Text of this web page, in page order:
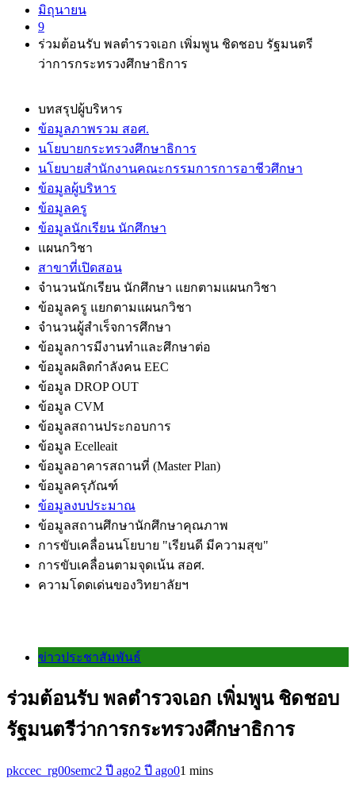
มิถุนายน
9
ร่วมต้อนรับ พลตำรวจเอก เพิ่มพูน ชิดชอบ รัฐมนตรี
ว่าการกระทรวงศึกษาธิการ
บทสรุปผู้บริหาร
ข้อมูลภาพรวม สอศ.
นโยบายกระทรวงศึกษาธิการ
นโยบายสำนักงานคณะกรรมการการอาชีวศึกษา
ข้อมูลผู้บริหาร
ข้อมูลครู
ข้อมูลนักเรียน นักศึกษา
แผนกวิชา
สาขาที่เปิดสอน
จำนวนนักเรียน นักศึกษา แยกตามแผนกวิชา
ข้อมูลครู แยกตามแผนกวิชา
จำนวนผู้สำเร็จการศึกษา
ข้อมูลการมีงานทำและศึกษาต่อ
ข้อมูลผลิตกำลังคน EEC
ข้อมูล DROP OUT
ข้อมูล CVM
ข้อมูลสถานประกอบการ
ข้อมูล Ecelleait
ข้อมูลอาคารสถานที่ (Master Plan)
ข้อมูลครุภัณฑ์
ข้อมูลงบประมาณ
ข้อมูลสถานศึกษานักศึกษาคุณภาพ
การขับเคลื่อนนโยบาย "เรียนดี มีความสุข"
การขับเคลื่อนตามจุดเน้น สอศ.
ความโดดเด่นของวิทยาลัยฯ
ข่าวประชาสัมพันธ์
ร่วมต้อนรับ พลตำรวจเอก เพิ่มพูน ชิดชอบ
รัฐมนตรีว่าการกระทรวงศึกษาธิการ
pkccec_rg00semc2 ปี ago2 ปี ago01 mins